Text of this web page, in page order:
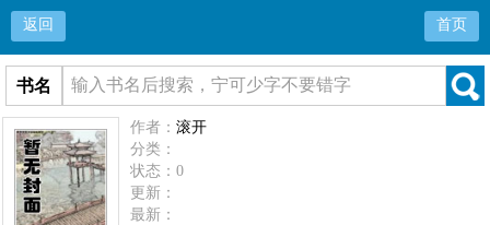
返回 首页
书名
作者：滚开
分类：
状态：0
更新：
最新：